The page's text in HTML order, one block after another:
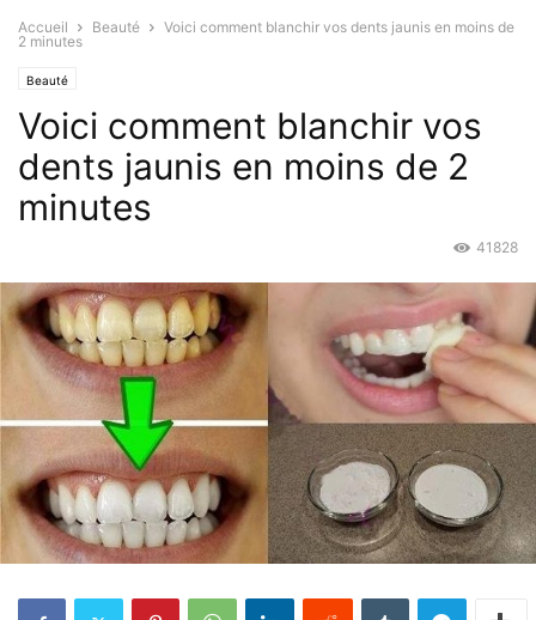
Accueil Beauté
Voici comment blanchir vos dents jaunis en moins de
2 minutes
Beauté
Voici comment blanchir vos
dents jaunis en moins de 2
minutes
41828